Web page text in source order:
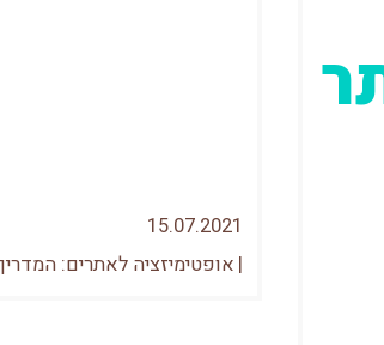
15.07.2021
| אופטימיזציה לאתרים: